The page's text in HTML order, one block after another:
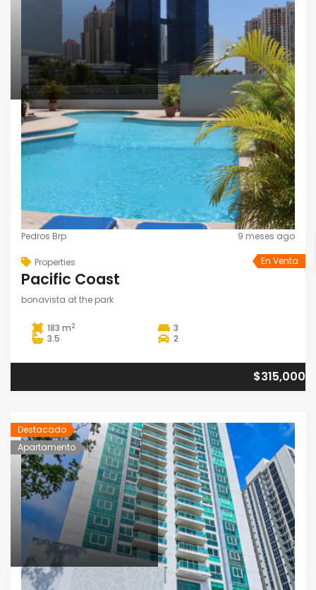
Pedros Brp 9 meses ago
Properties
Pacific Coast
bonavista at the park
183 m2
3
3.5
2
En Venta
$315,000
Destacado
Apartamento